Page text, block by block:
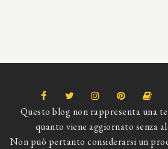
Questo blog non rappresenta una
quanto viene aggiornato senza
Non può pertanto considerarsi un